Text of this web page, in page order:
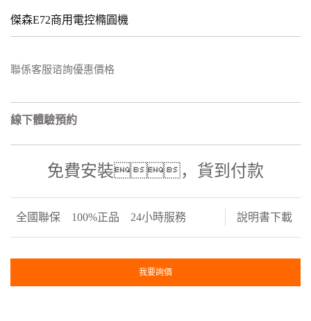
傑森E72商用電控橢圓機
聯係客服谘詢優惠價格
線下體驗預約
免費安裝，貨到付款
全國聯保 100%正品 24小時服務 說明書下載
我要詢價